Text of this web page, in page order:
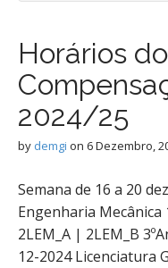
Horários
2024/25
by demgi on 6 Dezembro,
Semana de 16 a 20
Engenharia Mecânica
2LEM_A | 2LEM_B
12-2024 Licenciatura